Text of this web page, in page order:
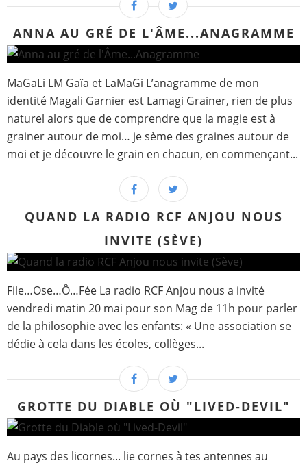
ANNA AU GRÉ DE L'ÂME...ANAGRAMME
MaGaLi LM Gaïa et LaMaGi L’anagramme de mon
identité Magali Garnier est Lamagi Grainer, rien de plus
naturel alors que de comprendre que la magie est à
grainer autour de moi… je sème des graines autour de
moi et je découvre le grain en chacun, en commençant...
QUAND LA RADIO RCF ANJOU NOUS
INVITE (SÈVE)
File…Ose…Ô…Fée La radio RCF Anjou nous a invité
vendredi matin 20 mai pour son Mag de 11h pour parler
de la philosophie avec les enfants: « Une association se
dédie à cela dans les écoles, collèges...
GROTTE DU DIABLE OÙ "LIVED-DEVIL"
Au pays des licornes... lie cornes à tes antennes au